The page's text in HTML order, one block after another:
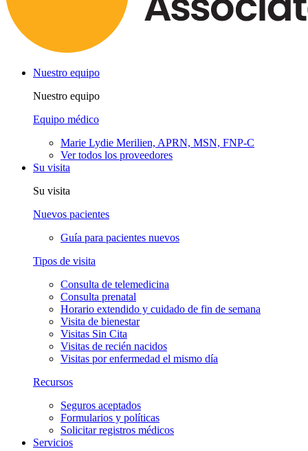
Nuestro equipo
Nuestro equipo
Equipo médico
Marie Lydie Merilien, APRN, MSN, FNP-C
Ver todos los proveedores
Su visita
Su visita
Nuevos pacientes
Guía para pacientes nuevos
Tipos de visita
Consulta de telemedicina
Consulta prenatal
Horario extendido y cuidado de fin de semana
Visita de bienestar
Visitas Sin Cita
Visitas de recién nacidos
Visitas por enfermedad el mismo día
Recursos
Seguros aceptados
Formularios y políticas
Solicitar registros médicos
Servicios